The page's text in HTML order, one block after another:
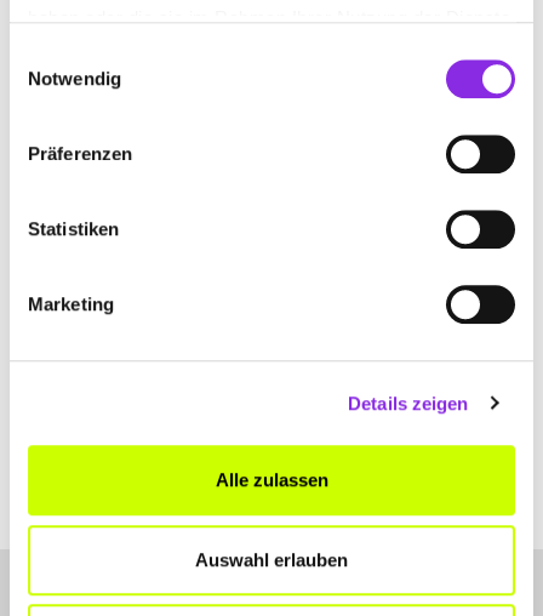
Notwendig
Präferenzen
Statistiken
Marketing
Details zeigen
Alle zulassen
Auswahl erlauben